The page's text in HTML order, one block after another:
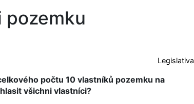
pozemku
Legislativa
počtu 10 vlastníků pozemku na
všichni vlastníci?